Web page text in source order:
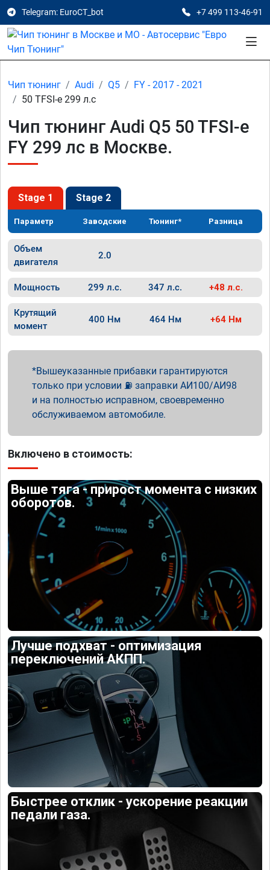
Telegram: EuroCT_bot +7 499 113-46-91
Чип тюнинг Audi Q5
FY - 2017 - 2021
50 TFSI-e 299 л.с
Чип тюнинг Audi Q5 50 TFSI-e
FY 299 лс в Москве.
Stage 1 Stage 2
Параметр Заводские Тюнинг* Разница
Объем
двигателя
2.0
Мощность 299 л.с. 347 л.с. +48 л.с.
Крутящий
момент
400 Нм 464 Нм +64 Нм
Вышеуказанные прибавки гарантируются
только при условии ⛽ заправки АИ100/АИ98
и на полностью исправном, своевременно
обслуживаемом автомобиле.
Включено в стоимость:
Выше тяга - прирост момента с низких
оборотов.
Лучше подхват - оптимизация
переключений АКПП.
Быстрее отклик - ускорение реакции
педали газа.